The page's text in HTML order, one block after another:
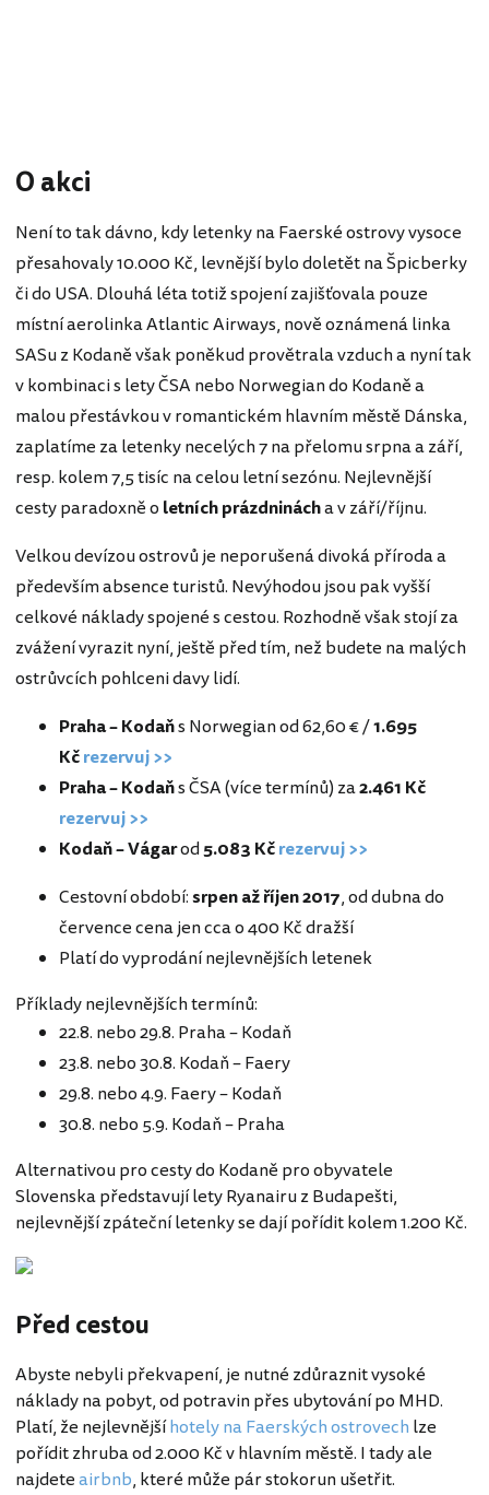
O akci
Není to tak dávno, kdy letenky na Faerské ostrovy vysoce
přesahovaly 10.000 Kč, levnější bylo doletět na Špicberky
či do USA. Dlouhá léta totiž spojení zajišťovala pouze
místní aerolinka Atlantic Airways, nově oznámená linka
SASu z Kodaně však poněkud provětrala vzduch a nyní tak
v kombinaci s lety ČSA nebo Norwegian do Kodaně a
malou přestávkou v romantickém hlavním městě Dánska,
zaplatíme za letenky necelých 7 na přelomu srpna a září,
resp. kolem 7,5 tisíc na celou letní sezónu. Nejlevnější
cesty paradoxně o letních prázdninácha v září/říjnu.
Velkou devízou ostrovů je neporušená divoká příroda a
především absence turistů. Nevýhodou jsou pak vyšší
celkové náklady spojené s cestou. Rozhodně však stojí za
zvážení vyrazit nyní, ještě před tím, než budete na malých
ostrůvcích pohlceni davy lidí.
Praha – Kodaňs Norwegian od 62,60 € /1.695
Kčrezervuj >>
Praha – Kodaňs ČSA (více termínů) za2.461 Kč
rezervuj >>
Kodaň – Vágarod5.083 Kčrezervuj >>
Cestovní období:srpen až říjen 2017, od dubna do
července cena jen cca o 400 Kč dražší
Platí do vyprodání nejlevnějších letenek
Příklady nejlevnějších termínů:
22.8. nebo 29.8. Praha – Kodaň
23.8. nebo 30.8. Kodaň – Faery
29.8. nebo 4.9. Faery – Kodaň
30.8. nebo 5.9. Kodaň – Praha
Alternativou pro cesty do Kodaně pro obyvatele
Slovenska představují lety Ryanairu z Budapešti,
nejlevnější zpáteční letenky se dají pořídit kolem 1.200 Kč.
Před cestou
Abyste nebyli překvapení, je nutné zdůraznit vysoké
náklady na pobyt, od potravin přes ubytování po MHD.
Platí, že nejlevnějšíhotely na Faerských ostrovech lze
pořídit zhruba od 2.000 Kč v hlavním městě. I tady ale
najdeteairbnb, které může pár stokorun ušetřit.